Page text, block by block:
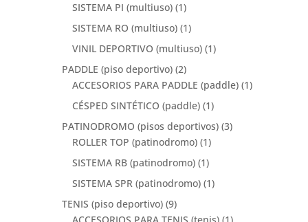
SISTEMA PI (multiuso) (1)
SISTEMA RO (multiuso) (1)
VINIL DEPORTIVO (multiuso) (1)
PADDLE (piso deportivo) (2)
ACCESORIOS PARA PADDLE (paddle) (1)
CÉSPED SINTÉTICO (paddle) (1)
PATINODROMO (pisos deportivos) (3)
ROLLER TOP (patinodromo) (1)
SISTEMA RB (patinodromo) (1)
SISTEMA SPR (patinodromo) (1)
TENIS (piso deportivo) (9)